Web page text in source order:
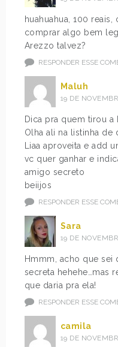
huahuahua, 100 reais,
comprar algo bem
Arezzo talvez?
RESPONDER ESSE
Maluh
19 DE
Dica pra quem tirou a
Olha ali na listinha de
Liaa aproveita e add
vc quer ganhar e
amigo secreto
beiijos
RESPONDER ESSE
Sara
19 DE
Hmmm, acho que sei
secreta hehehe…mas
que daria pra ela!
RESPONDER ESSE
camila
19 DE